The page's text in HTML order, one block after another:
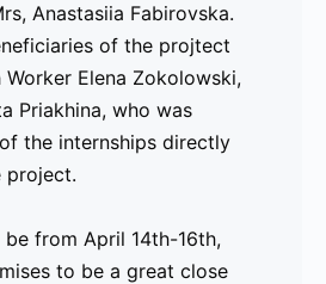
Anastasiia Fabirovska.
of the projtect
Worker Elena Zokolowski,
Priakhina, who was
the internships directly
project.
from April 14th-16th,
to be a great close
de Prensa 2025 – 4 de
realizadas para el
ha cerrado las VISITAS DE
abordando las demandas y